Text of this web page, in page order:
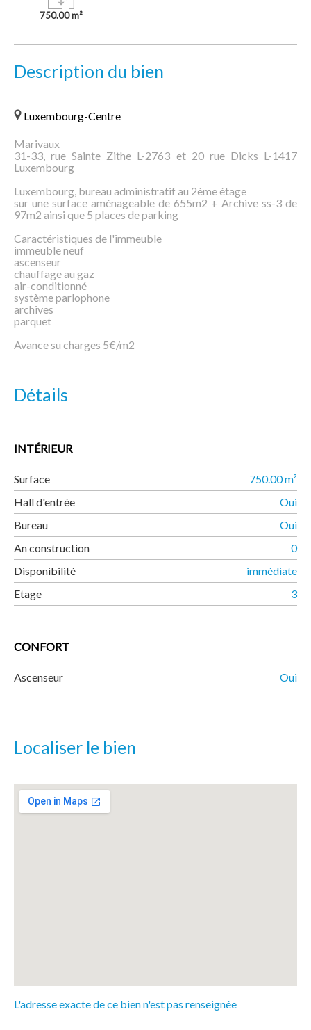
750.00 m²
Description du bien
Luxembourg-Centre
Marivaux
31-33, rue Sainte Zithe L-2763 et 20 rue Dicks L-1417
Luxembourg
Luxembourg, bureau administratif au 2ème étage
sur une surface aménageable de 655m2 + Archive ss-3 de
97m2 ainsi que 5 places de parking
Caractéristiques de l'immeuble
immeuble neuf
ascenseur
chauffage au gaz
air-conditionné
système parlophone
archives
parquet
Avance su charges 5€/m2
Détails
INTÉRIEUR
Surface
750.00 m²
Hall d'entrée
Oui
Bureau
Oui
An construction
0
Disponibilité
immédiate
Etage
3
CONFORT
Ascenseur Oui
Localiser le bien
L'adresse exacte de ce bien n'est pas renseignée